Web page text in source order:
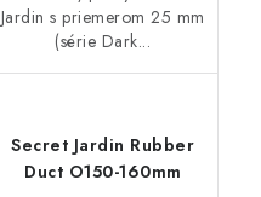
Jardin s priemerom 25 mm
(série Dark...
Secret Jardin Rubber
Duct O150-160mm